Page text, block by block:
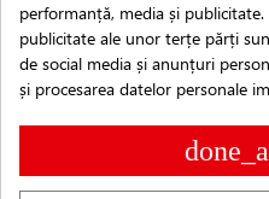
performanță, media și
publicitate ale unor terțe părți
de social media și anunțuri
și procesarea datelor personale